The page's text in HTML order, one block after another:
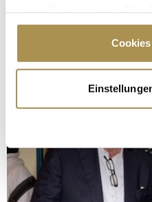
Cookie-Erklärung oder
Trigger Symbol ändern oder
Informationen über
erfassen, welche bis
bestimmten
Erfahren Sie mehr
verarbeitet werden, und